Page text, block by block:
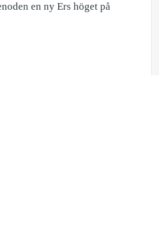
en ny Ers höget på